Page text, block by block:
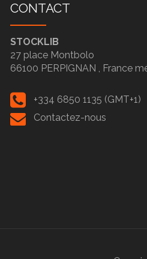
CONTACT
STOCKLIB
27 place Montbolo
66100 PERPIGNAN , France
+334 6850 1135 (GMT+1)
Contactez-nous